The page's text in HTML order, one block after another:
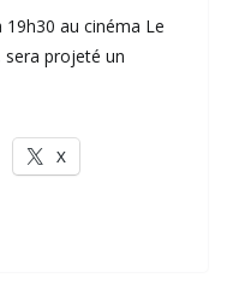
au cinéma Le
sera projeté un
X